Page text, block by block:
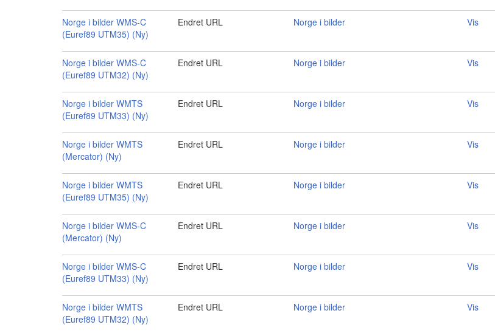
Norge i bilder WMS-C
(Euref89 UTM35) (Ny)
Endret URL Norge i bilder Vis
Norge i bilder WMS-C
(Euref89 UTM32) (Ny)
Endret URL Norge i bilder Vis
Norge i bilder WMTS
(Euref89 UTM33) (Ny)
Endret URL Norge i bilder Vis
Norge i bilder WMTS
(Mercator) (Ny)
Endret URL Norge i bilder Vis
Norge i bilder WMTS
(Euref89 UTM35) (Ny)
Endret URL Norge i bilder Vis
Norge i bilder WMS-C
(Mercator) (Ny)
Endret URL Norge i bilder Vis
Norge i bilder WMS-C
(Euref89 UTM33) (Ny)
Endret URL Norge i bilder Vis
Norge i bilder WMTS
(Euref89 UTM32) (Ny)
Endret URL Norge i bilder Vis